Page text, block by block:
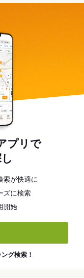
プリで
索が快適に
ズに検索
開始
グ検索！